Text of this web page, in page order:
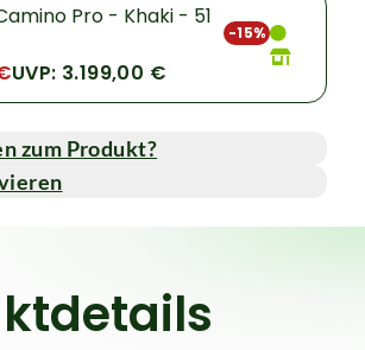
Pro - Khaki - 51
UVP: 3.199,00 €
-15%
zum Produkt?